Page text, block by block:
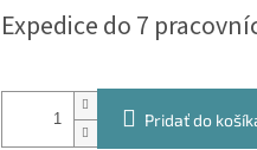
cena:
Expedice do 7
Pridať do